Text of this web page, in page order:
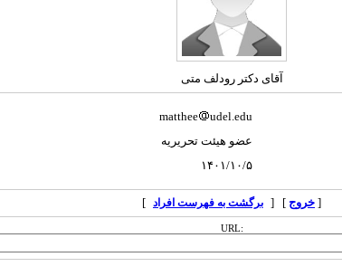
آقای دکتر رودلف متی
matthee
udel.edu
عضو هیئت تحریریه
۱۴۰۱/۱۰/۵
[ خروج ] [ برگشت به فهرست افراد ]
URL: